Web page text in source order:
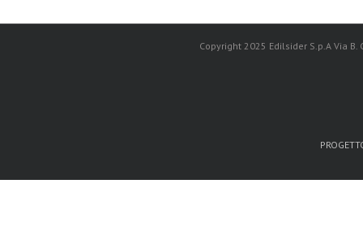
Copyright 2025 Edilsider S.p.A Via